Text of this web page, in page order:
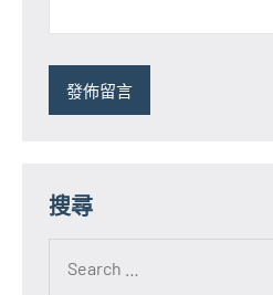
搜尋
for: